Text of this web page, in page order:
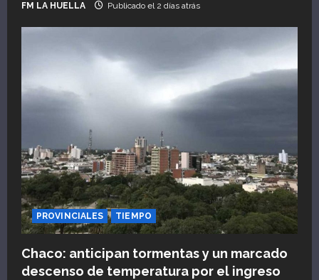
FM LA HUELLA Publicado el 2 días atrás
PROVINCIALES TIEMPO
Chaco: anticipan tormentas y un marcado
descenso de temperatura por el ingreso